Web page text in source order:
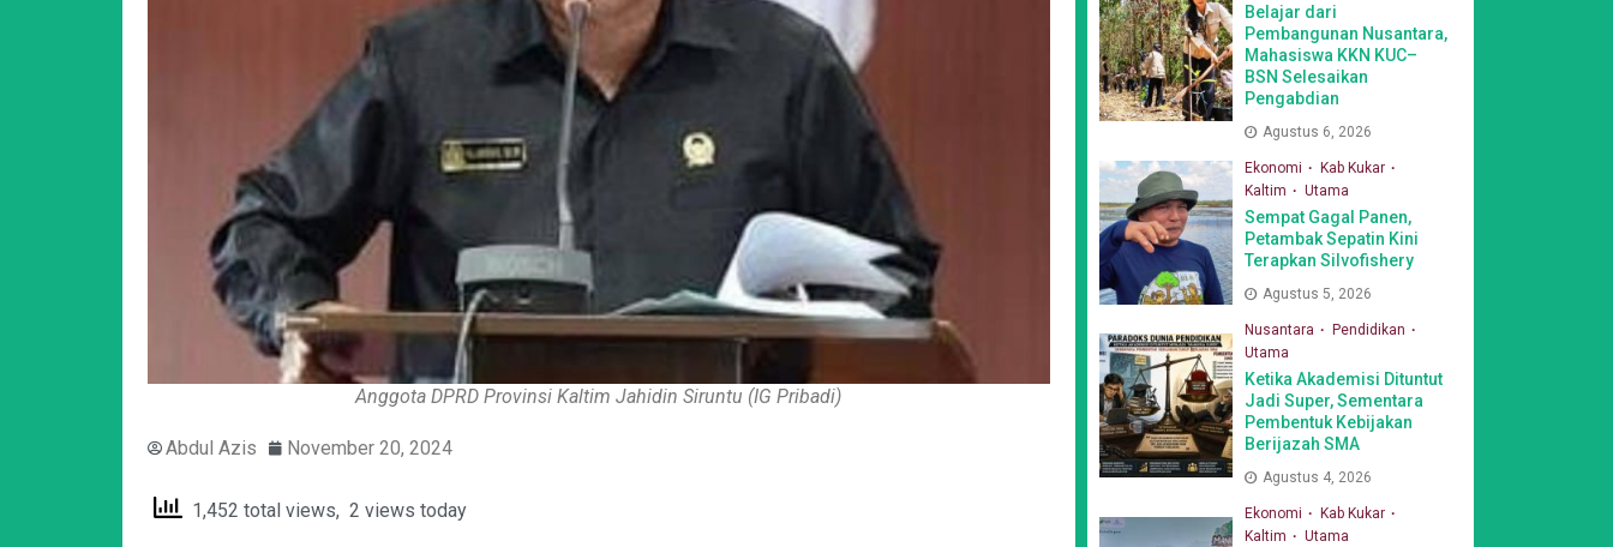
Anggota DPRD Provinsi Kaltim Jahidin Siruntu (IG Pribadi)
Abdul Azis November 20, 2024
1,452 total views, 2 views today
Belajar dari
Pembangunan Nusantara,
Mahasiswa KKN KUC–
BSN Selesaikan
Pengabdian
Agustus 6, 2026
Ekonomi
Kab Kukar
Kaltim
Utama
Sempat Gagal Panen,
Petambak Sepatin Kini
Terapkan Silvofishery
Agustus 5, 2026
Nusantara
Pendidikan
Utama
Ketika Akademisi Dituntut
Jadi Super, Sementara
Pembentuk Kebijakan
Berijazah SMA
Agustus 4, 2026
Ekonomi
Kab Kukar
Kaltim
Utama